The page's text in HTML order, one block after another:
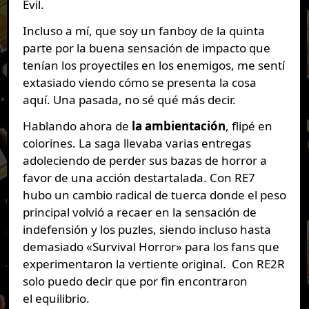
Evil.
Incluso a mí, que soy un fanboy de la quinta
parte por la buena sensación de impacto que
tenían los proyectiles en los enemigos, me sentí
extasiado viendo cómo se presenta la cosa
aquí. Una pasada, no sé qué más decir.
Hablando ahora de la ambientación, flipé en
colorines. La saga llevaba varias entregas
adoleciendo de perder sus bazas de horror a
favor de una acción destartalada. Con RE7
hubo un cambio radical de tuerca donde el peso
principal volvió a recaer en la sensación de
indefensión y los puzles, siendo incluso hasta
demasiado «Survival Horror» para los fans que
experimentaron la vertiente original. Con RE2R
solo puedo decir que por fin encontraron
el equilibrio.